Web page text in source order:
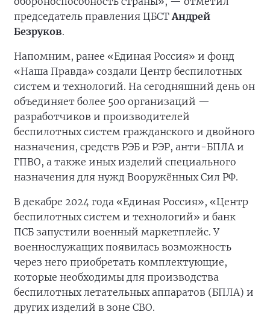
председатель правления ЦБСТАндрей
Безруков.
Напомним, ранее «Единая Россия» и фонд
«Наша Правда» создали Центр беспилотных
систем и технологий. На сегодняшний день он
объединяет более 500 организаций —
разработчиков и производителей
беспилотных систем гражданского и двойного
назначения, средств РЭБ и РЭР, анти-БПЛА и
ГПВО, а также иных изделий специального
назначения для нужд Вооружённых Сил РФ.
В декабре 2024 года «Единая Россия», «Центр
беспилотных систем и технологий» и банк
ПСБ запустили военный маркетплейс. У
военнослужащих появилась возможность
через него приобретать комплектующие,
которые необходимы для производства
беспилотных летательных аппаратов (БПЛА) и
других изделий в зоне СВО.